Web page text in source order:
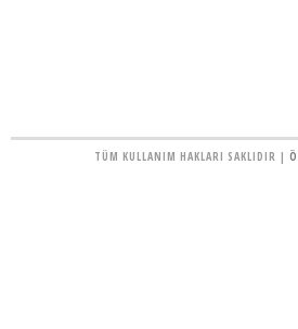
TÜM KULLANIM HAKLARI SAKLIDIR |